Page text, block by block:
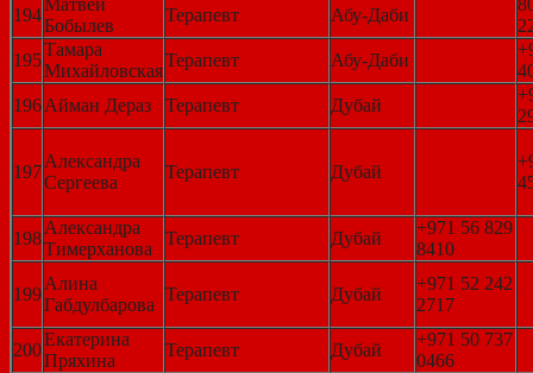
194
Матвей
Бобылев
Терапевт Абу-Даби
195
Тамара
Михайловская
Терапевт Абу-Даби
196Айман Дераз Терапевт Дубай
197
Александра
Сергеева
Терапевт Дубай
198
Александра
Тимерханова
Терапевт Дубай
+971 56 829
8410
199
Алина
Габдулбарова
Терапевт Дубай
+971 52 242
2717
200
Екатерина
Пряхина
Терапевт Дубай
+971 50 737
0466